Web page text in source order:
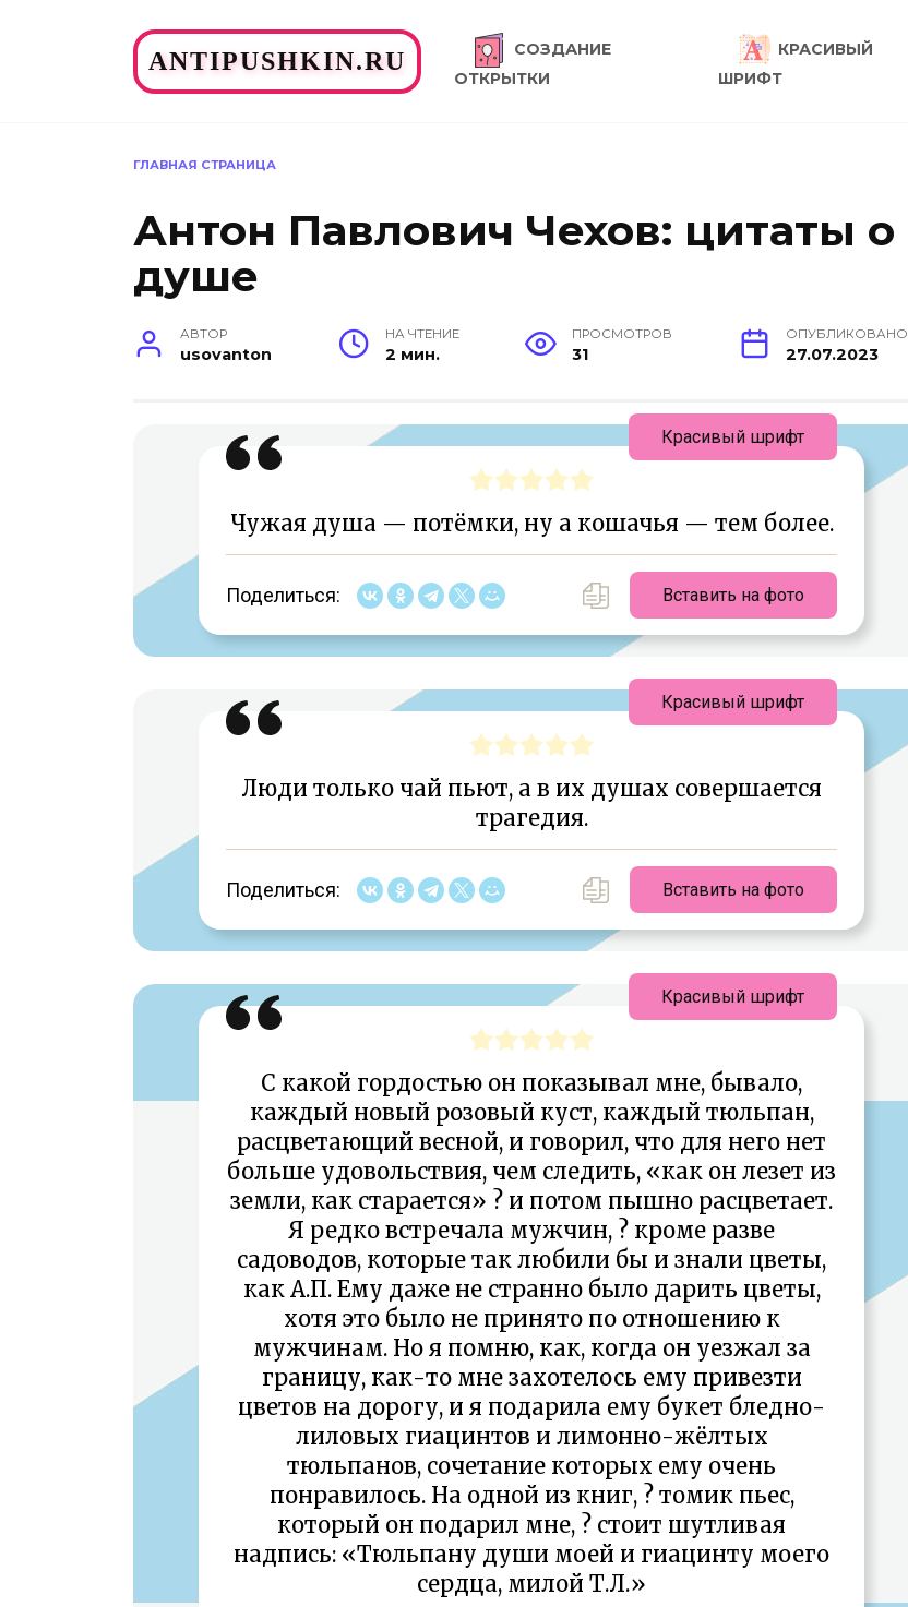
ANTIPUSHKIN.RU
СОЗДАНИЕ
ОТКРЫТКИ
КРАСИВЫЙ
ШРИФТ
ГЛАВНАЯ СТРАНИЦА
Антон Павлович Чехов: цитаты о
душе
АВТОР
usovanton
НА ЧТЕНИЕ
2 мин.
ПРОСМОТРОВ
31
ОПУБЛИКОВАНО
27.07.2023
Чужая душа — потёмки, ну а кошачья — тем более.
Поделиться: Вставить на фото
Красивый шрифт
Люди только чай пьют, а в их душах совершается
трагедия.
Поделиться: Вставить на фото
Красивый шрифт
С какой гордостью он показывал мне, бывало,
каждый новый розовый куст, каждый тюльпан,
расцветающий весной, и говорил, что для него нет
больше удовольствия, чем следить, «как он лезет из
земли, как старается» ? и потом пышно расцветает.
Я редко встречала мужчин, ? кроме разве
садоводов, которые так любили бы и знали цветы,
как А.П. Ему даже не странно было дарить цветы,
хотя это было не принято по отношению к
мужчинам. Но я помню, как, когда он уезжал за
границу, как-то мне захотелось ему привезти
цветов на дорогу, и я подарила ему букет бледно-
лиловых гиацинтов и лимонно-жёлтых
тюльпанов, сочетание которых ему очень
понравилось. На одной из книг, ? томик пьес,
который он подарил мне, ? стоит шутливая
надпись: «Тюльпану души моей и гиацинту моего
сердца, милой Т.Л.»
Красивый шрифт